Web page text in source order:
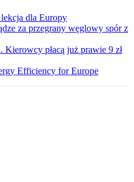
dla Europy
za przegrany węglowy spór z
płacą już prawie 9 zł
Efficiency for Europe